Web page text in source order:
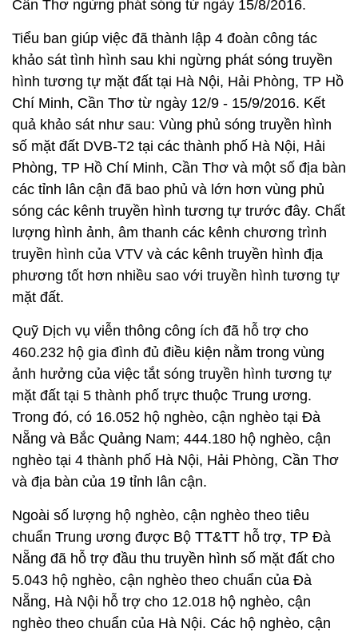
Cần Thơ ngừng phát sóng từ ngày 15/8/2016.
Tiểu ban giúp việc đã thành lập 4 đoàn công tác
khảo sát tình hình sau khi ngừng phát sóng truyền
hình tương tự mặt đất tại Hà Nội, Hải Phòng, TP Hồ
Chí Minh, Cần Thơ từ ngày 12/9 - 15/9/2016. Kết
quả khảo sát như sau: Vùng phủ sóng truyền hình
số mặt đất DVB-T2 tại các thành phố Hà Nội, Hải
Phòng, TP Hồ Chí Minh, Cần Thơ và một số địa bàn
các tỉnh lân cận đã bao phủ và lớn hơn vùng phủ
sóng các kênh truyền hình tương tự trước đây. Chất
lượng hình ảnh, âm thanh các kênh chương trình
truyền hình của VTV và các kênh truyền hình địa
phương tốt hơn nhiều sao với truyền hình tương tự
mặt đất.
Quỹ Dịch vụ viễn thông công ích đã hỗ trợ cho
460.232 hộ gia đình đủ điều kiện nằm trong vùng
ảnh hưởng của việc tắt sóng truyền hình tương tự
mặt đất tại 5 thành phố trực thuộc Trung ương.
Trong đó, có 16.052 hộ nghèo, cận nghèo tại Đà
Nẵng và Bắc Quảng Nam; 444.180 hộ nghèo, cận
nghèo tại 4 thành phố Hà Nội, Hải Phòng, Cần Thơ
và địa bàn của 19 tỉnh lân cận.
Ngoài số lượng hộ nghèo, cận nghèo theo tiêu
chuẩn Trung ương được Bộ TT&TT hỗ trợ, TP Đà
Nẵng đã hỗ trợ đầu thu truyền hình số mặt đất cho
5.043 hộ nghèo, cận nghèo theo chuẩn của Đà
Nẵng, Hà Nội hỗ trợ cho 12.018 hộ nghèo, cận
nghèo theo chuẩn của Hà Nội. Các hộ nghèo, cận